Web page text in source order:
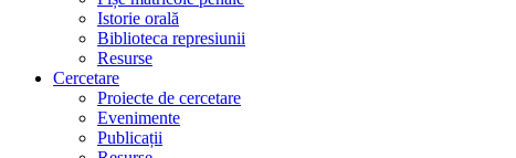
Istorie orală
Biblioteca represiunii
Resurse
Cercetare
Proiecte de cercetare
Evenimente
Publicații